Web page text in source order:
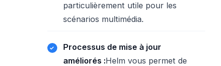
particulièrement utile pour les
scénarios multimédia.
Processus de mise à jour
améliorés :Helm vous permet de